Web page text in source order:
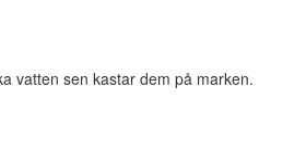
vatten sen kastar dem på marken.